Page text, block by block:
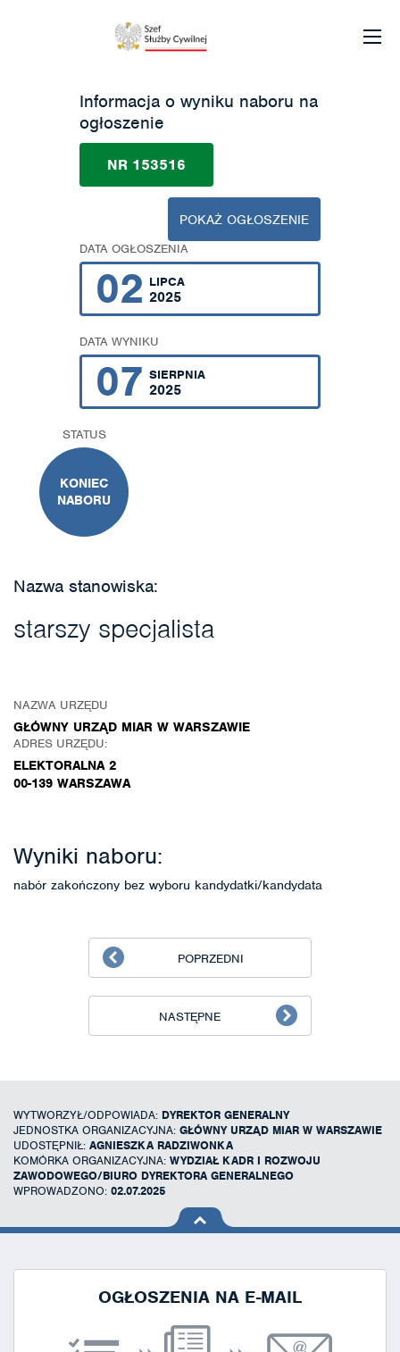
Informacja o wyniku naboru na
ogłoszenie
NR 153516
POKAŻ OGŁOSZENIE
DATA OGŁOSZENIA
02 LIPCA
2025
DATA WYNIKU
07 SIERPNIA
2025
STATUS
KONIEC
NABORU
Nazwa stanowiska:
starszy specjalista
NAZWA URZĘDU
GŁÓWNY URZĄD MIAR W WARSZAWIE
ADRES URZĘDU:
ELEKTORALNA 2
00-139 WARSZAWA
Wyniki naboru:
nabór zakończony bez wyboru kandydatki/kandydata
POPRZEDNI
NASTĘPNE
WYTWORZYŁ/ODPOWIADA: DYREKTOR GENERALNY
JEDNOSTKA ORGANIZACYJNA: GŁÓWNY URZĄD MIAR W WARSZAWIE
UDOSTĘPNIŁ: AGNIESZKA RADZIWONKA
KOMÓRKA ORGANIZACYJNA: WYDZIAŁ KADR I ROZWOJU
ZAWODOWEGO/BIURO DYREKTORA GENERALNEGO
WPROWADZONO: 02.07.2025
na górę
OGŁOSZENIA NA E-MAIL